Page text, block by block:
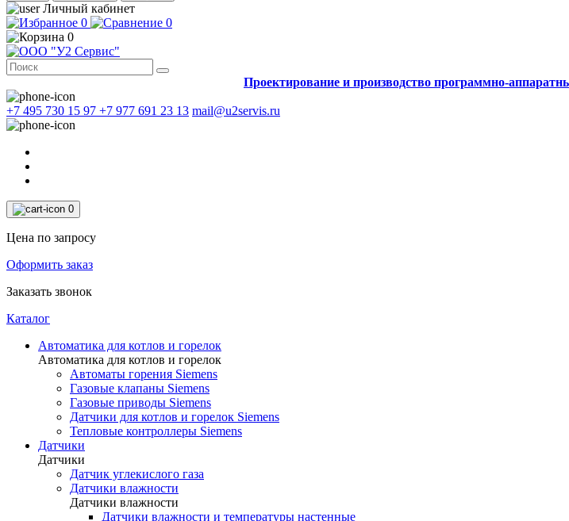
Личный кабинет
0
0
0
Проектирование и производство программно-
+7 495 730 15 97 +7 977 691 23 13 mail@u2servis.ru
0
Цена по запросу
Оформить заказ
Заказать звонок
Каталог
Автоматика для котлов и горелок
Автоматика для котлов и горелок
Автоматы горения Siemens
Газовые клапаны Siemens
Газовые приводы Siemens
Датчики для котлов и горелок Siemens
Тепловые контроллеры Siemens
Датчики
Датчики
Датчик углекислого газа
Датчики влажности
Датчики влажности
Датчики влажности и температуры настенные